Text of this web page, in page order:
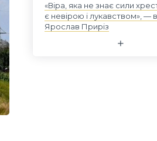
«Віра, яка не знає сили
є невірою і лукавством», —
Ярослав Приріз